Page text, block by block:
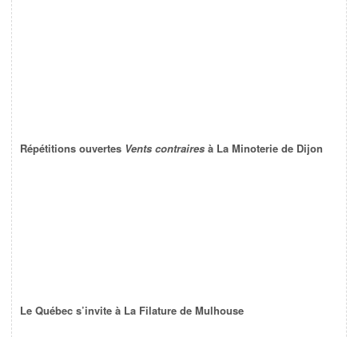
Répétitions ouvertes Vents contraires à La Minoterie de Dijon
Le Québec s’invite à La Filature de Mulhouse